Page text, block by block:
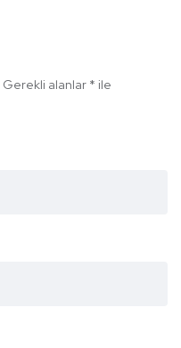
Gerekli alanlar * ile